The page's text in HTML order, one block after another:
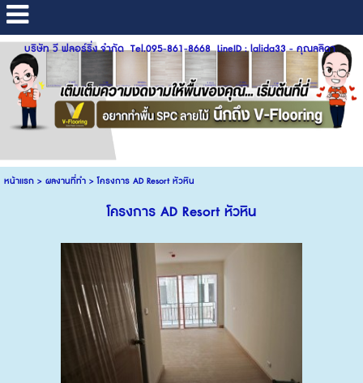
บริษัท วี ฟลอร์ริ่ง จำกัด Tel.095-861-8668 LineID : lalida33 - คุณลลิดา
หน้าแรก> ผลงานที่ทำ>โครงการ AD Resort หัวหิน
โครงการ AD Resort หัวหิน